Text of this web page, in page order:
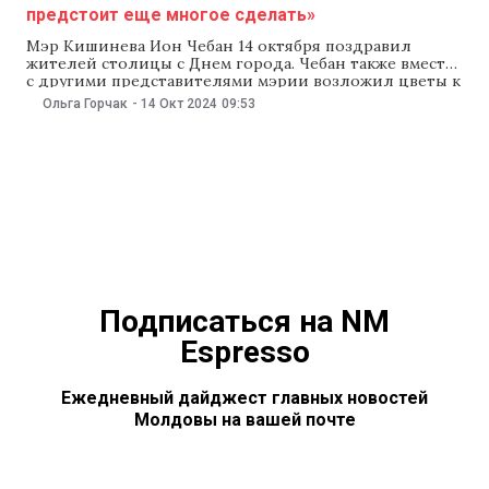
предстоит еще многое сделать»
Мэр Кишинева Ион Чебан 14 октября поздравил
жителей столицы с Днем города. Чебан также вместе
с другими представителями мэрии возложил цветы к
памятнику Штефана чел Маре и побывал на литургии
в честь Храма города, которая состоялась в
Ольга Горчак - 14 Окт 2024 09:53
Подписаться на NM
Espresso
Ежедневный дайджест главных новостей
Молдовы на вашей почте